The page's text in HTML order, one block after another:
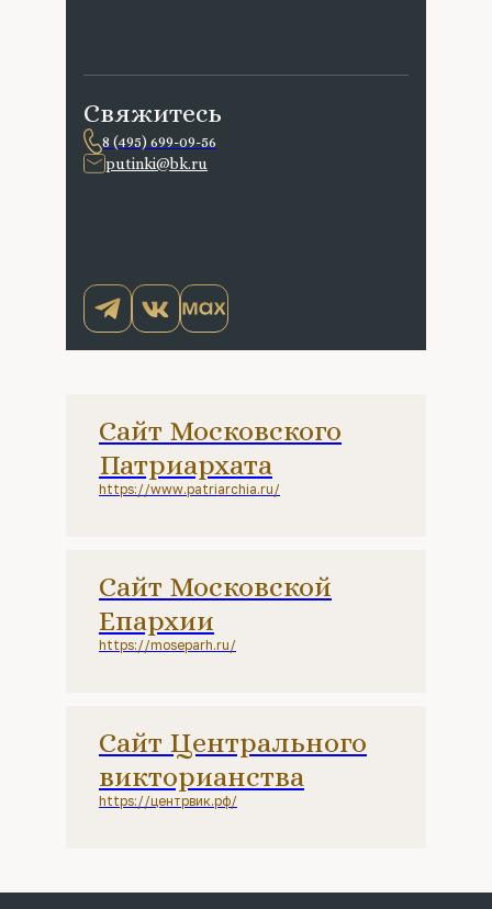
Свяжитесь
8 (495) 699-09-56
putinki@bk.ru
Сайт Центрального
викторианства
https://центрвик.рф/
Сайт Московской
Епархии
https://moseparh.ru/
Сайт Московского
Патриархата
https://www.patriarchia.ru/